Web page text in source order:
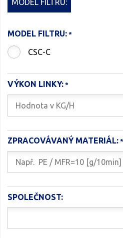
MODEL FILTRU:
CSC-C
VÝKON LINKY:
ZPRACOVÁVANÝ MATERIÁL:
SPOLEČNOST: